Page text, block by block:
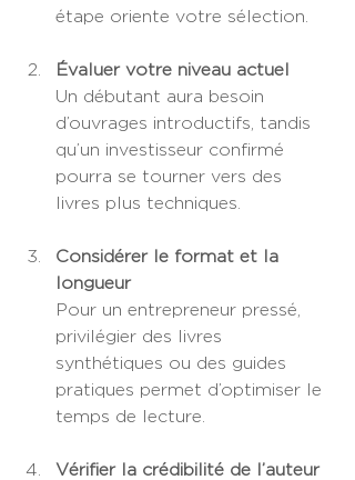
étape oriente votre sélection.
Évaluer votre niveau actuel
Un débutant aura besoin
d’ouvrages introductifs, tandis
qu’un investisseur confirmé
pourra se tourner vers des
livres plus techniques.
Considérer le format et la
longueur
Pour un entrepreneur pressé,
privilégier des livres
synthétiques ou des guides
pratiques permet d’optimiser le
temps de lecture.
Vérifier la crédibilité de l’auteur